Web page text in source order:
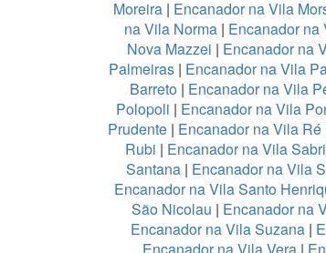
Moreira| Encanador na Vila
na Vila Norma | Encanador
Nova Mazzei | Encanador na
Palmeiras | Encanador na Vila
Barreto| Encanador na Vila
Polopoli | Encanador na Vila
Prudente| Encanador na Vila Ré
Rubi | Encanador na Vila
Santana | Encanador na Vila
Encanador na Vila Santo
São Nicolau | Encanador na
Encanador na Vila Suzana|
Encanador na Vila Vera |